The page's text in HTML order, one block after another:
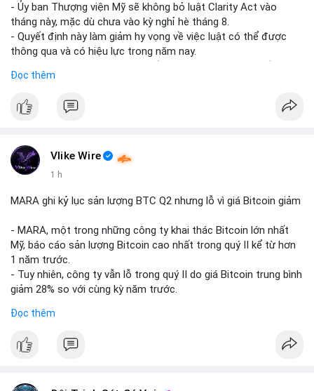
- Ủy ban Thượng viện Mỹ sẽ không bỏ luật Clarity Act vào
tháng này, mặc dù chưa vào kỳ nghỉ hè tháng 8.
- Quyết định này làm giảm hy vọng về việc luật có thể được
thông qua và có hiệu lực trong năm nay.
mục chứng chỉ cho tài sản số tại Mỹ.
tư và phát triển thị trường crypto tại Mỹ.
#vlikevn #titanbot
📰 Nguồn: CoinDesk
Đọc thêm
Vlike Wire
1 h
MARA ghi kỷ lục sản lượng BTC Q2 nhưng lỗ vì giá Bitcoin giảm
- MARA, một trong những công ty khai thác Bitcoin lớn nhất
Mỹ, báo cáo sản lượng Bitcoin cao nhất trong quý II kể từ hơn
1 năm trước.
- Tuy nhiên, công ty vẫn lỗ trong quý II do giá Bitcoin trung bình
giảm 28% so với cùng kỳ năm trước.
của Bitcoin, ảnh hưởng trực tiếp đến doanh thu và lợi nhuận.
$btc
Đọc thêm